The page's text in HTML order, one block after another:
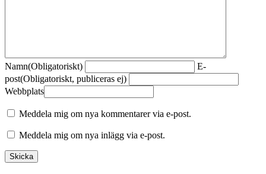
Namn(Obligatoriskt)
E-
post(Obligatoriskt, publiceras ej)
Webbplats
Meddela mig om nya kommentarer via e-post.
Meddela mig om nya inlägg via e-post.